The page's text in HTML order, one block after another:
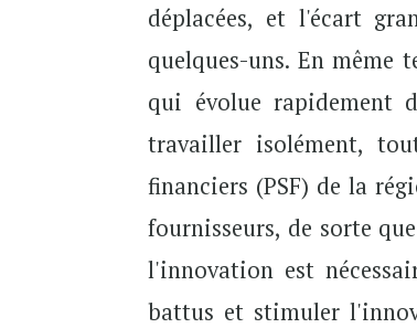
déplacées, et l'écart
quelques-uns. En même
qui évolue rapidement
travailler isolément,
financiers (PSF) de la
fournisseurs, de sorte
l'innovation est
battus et stimuler